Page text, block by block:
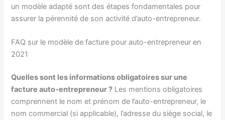
un modèle adapté sont des étapes fondamentales pour
assurer la pérennité de son activité d’auto-entrepreneur.
FAQ sur le modèle de facture pour auto-entrepreneur en
2021
Quelles sont les informations obligatoires sur une
facture auto-entrepreneur ? Les mentions obligatoires
comprennent le nom et prénom de l’auto-entrepreneur, le
nom commercial (si applicable), l’adresse du siège social, le